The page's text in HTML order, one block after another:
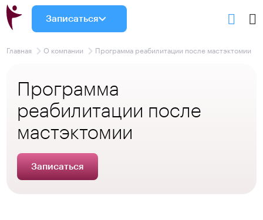
Записаться
Главная О компании Программа реабилитации после мастэктомии
Программа
реабилитации после
мастэктомии
Записаться